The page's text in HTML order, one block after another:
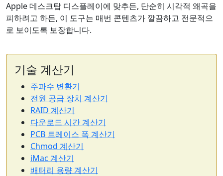
Apple 데스크탑 디스플레이에 맞추든, 단순히 시각적 왜곡을
피하려고 하든, 이 도구는 매번 콘텐츠가 깔끔하고 전문적으
로 보이도록 보장합니다.
기술 계산기
주파수 변환기
전원 공급 장치 계산기
RAID 계산기
다운로드 시간 계산기
PCB 트레이스 폭 계산기
Chmod 계산기
iMac 계산기
배터리 용량 계산기